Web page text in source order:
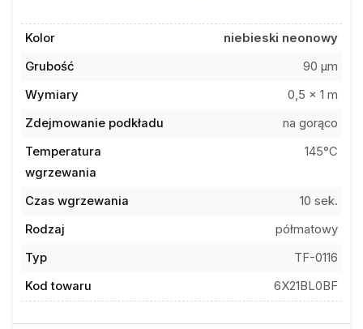
Kolor
niebieski neonowy
Grubość
90 µm
Wymiary
0,5 x 1 m
Zdejmowanie podkładu
na gorąco
Temperatura
wgrzewania
145°C
Czas wgrzewania
10 sek.
Rodzaj
półmatowy
Typ
TF-0116
Kod towaru
6X21BL0BF